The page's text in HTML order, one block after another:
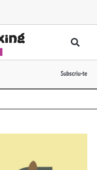
Subscriu-te